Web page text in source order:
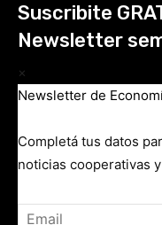
Suscribite
Newsletter
×
Newsletter de
Completá tus datos
noticias cooperativas